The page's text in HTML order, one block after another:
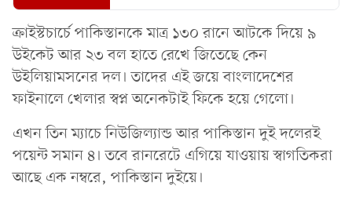
ক্রাইস্টচার্চে পাকিস্তানকে মাত্র ১৩০ রানে আটকে দিয়ে ৯
উইকেট আর ২৩ বল হাতে রেখে জিতেছে কেন
উইলিয়ামসনের দল। তাদের এই জয়ে বাংলাদেশের
ফাইনালে খেলার স্বপ্ন অনেকটাই ফিকে হয়ে গেলো।
এখন তিন ম্যাচে নিউজিল্যান্ড আর পাকিস্তান দুই দলেরই
পয়েন্ট সমান ৪। তবে রানরেটে এগিয়ে যাওয়ায় স্বাগতিকরা
আছে এক নম্বরে, পাকিস্তান দুইয়ে।